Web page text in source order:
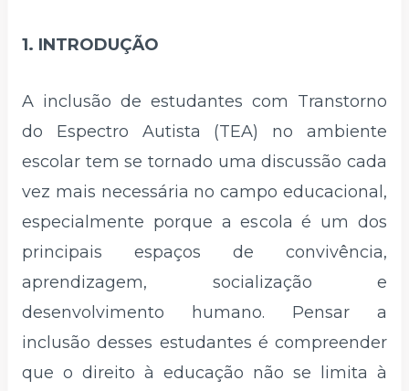
1. INTRODUÇÃO
A inclusão de estudantes com Transtorno
do Espectro Autista (TEA) no ambiente
escolar tem se tornado uma discussão cada
vez mais necessária no campo educacional,
especialmente porque a escola é um dos
principais espaços de convivência,
aprendizagem, socialização e
desenvolvimento humano. Pensar a
inclusão desses estudantes é compreender
que o direito à educação não se limita à